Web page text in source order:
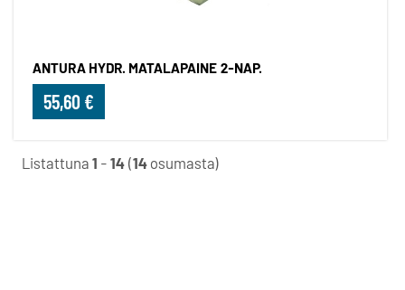
ANTURA HYDR. MATALAPAINE 2-NAP.
55,60 €
Listattuna1 -14 (14osumasta)